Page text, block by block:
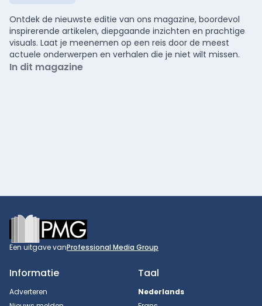
Ontdek de nieuwste editie van ons magazine, boordevol
inspirerende artikelen, diepgaande inzichten en prachtige
visuals. Laat je meenemen op een reis door de meest
actuele onderwerpen en verhalen die je niet wilt missen.
In dit magazine
Footer
Een uitgave vanProfessional Media Group
Informatie
Adverteren
Taal
Nederlands